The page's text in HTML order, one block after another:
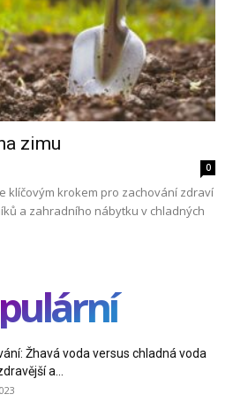
zimu
0
klíčovým krokem pro zachování zdraví
a zahradního nábytku v chladných
Žhavá voda versus chladná voda
a...